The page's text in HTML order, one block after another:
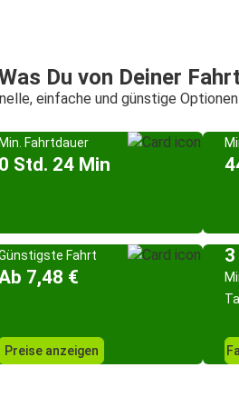
Du von Deiner
einfache und günstige
Fahrtdauer
Std. 24 Min
Fahrt
7,48 €
Preise anzeigen
3